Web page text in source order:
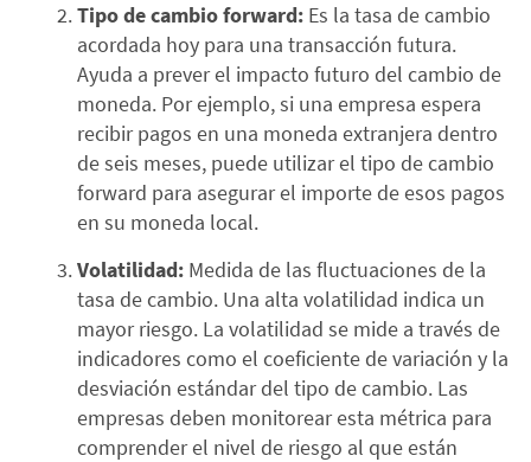
Tipo de cambio forward: Es la tasa de cambio
acordada hoy para una transacción futura.
Ayuda a prever el impacto futuro del cambio de
moneda. Por ejemplo, si una empresa espera
recibir pagos en una moneda extranjera dentro
de seis meses, puede utilizar el tipo de cambio
forward para asegurar el importe de esos pagos
en su moneda local.
Volatilidad: Medida de las fluctuaciones de la
tasa de cambio. Una alta volatilidad indica un
mayor riesgo. La volatilidad se mide a través de
indicadores como el coeficiente de variación y la
desviación estándar del tipo de cambio. Las
empresas deben monitorear esta métrica para
comprender el nivel de riesgo al que están